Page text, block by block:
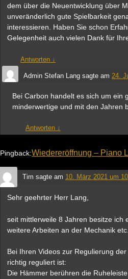
dem über die Neuentwicklung über
unveränderlich gute Spielbarkeit
interessieren. Haben Sie schon
Gelegenheit auch vielen Dank für
Antworten ↓
Admin Stefan Lang sagte am 24.
Bei Carbon handelt es sich um ein
minderwertige und mit den Jahren
Antworten ↓
Pingback:Wiedereröffnung – Piano
Tim sagte am 10. März 2021 um
Sehr geehrter Herr Lang,
seit mittlerweile 8 Jahren besitze ich
weitere Arbeiten an der Mechanik
Bei Ihren Videos zur Regulierung
richtig reguliert ist:
Die Hämmer berühren die